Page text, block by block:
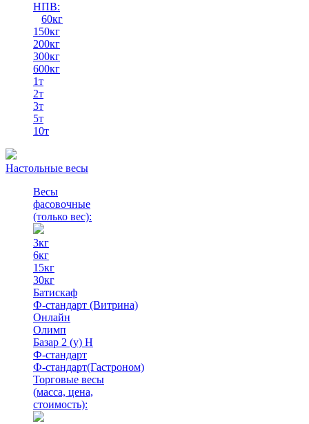
НПВ:
60кг
150кг
200кг
300кг
600кг
1т
2т
3т
5т
10т
Настольные весы
Весы
фасовочные
(только вес):
3кг
6кг
15кг
30кг
Батискаф
Ф-стандарт (Витрина)
Онлайн
Олимп
Базар 2 (у) Н
Ф-стандарт
Ф-стандарт(Гастроном)
Торговые весы
(масса, цена,
стоимость):